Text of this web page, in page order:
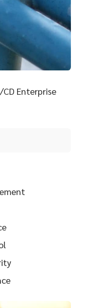
Enterprise